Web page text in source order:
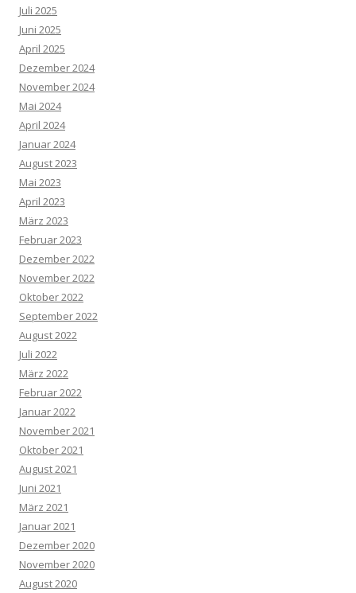
Juli 2025
Juni 2025
April 2025
Dezember 2024
November 2024
Mai 2024
April 2024
Januar 2024
August 2023
Mai 2023
April 2023
März 2023
Februar 2023
Dezember 2022
November 2022
Oktober 2022
September 2022
August 2022
Juli 2022
März 2022
Februar 2022
Januar 2022
November 2021
Oktober 2021
August 2021
Juni 2021
März 2021
Januar 2021
Dezember 2020
November 2020
August 2020